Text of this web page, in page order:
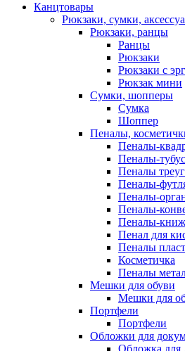
Канцтовары
Рюкзаки, сумки,
Рюкзаки, ранцы
Ранцы
Рюкзаки
Рюкзаки с
Рюкзак мини
Сумки, шопперы
Сумка
Шоппер
Пеналы,
Пеналы-
Пеналы-
Пеналы
Пеналы-
Пеналы-
Пеналы-
Пеналы-
Пенал для
Пеналы
Косметичка
Пеналы
Мешки для обуви
Мешки для
Портфели
Портфели
Обложки для
Обложка для